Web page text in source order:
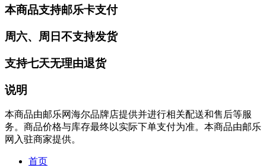
本商品支持邮乐卡支付
周六、周日不支持发货
支持七天无理由退货
说明
本商品由邮乐网海尔品牌店提供并进行相关配送和售后等服
务。商品价格与库存最终以实际下单支付为准。本商品由邮乐
网入驻商家提供。
首页